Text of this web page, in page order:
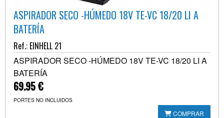
ASPIRADOR SECO -HÚMEDO 18V TE-VC 18/20 LI A
BATERÍA
Ref.: EINHELL 21
ASPIRADOR SECO -HÚMEDO 18V TE-VC 18/20 LI A
BATERÍA
69.95 €
PORTES NO INCLUIDOS
COMPRAR